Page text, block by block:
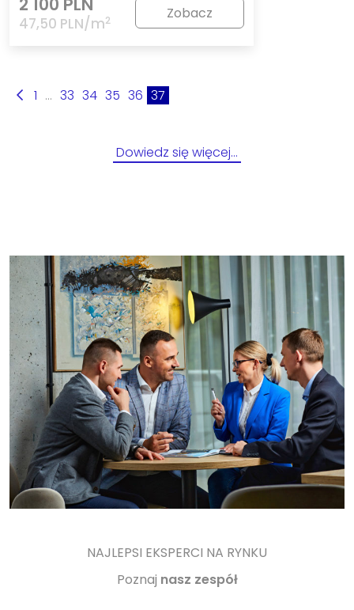
47,50 PLN/m2 Zobacz
1 ... 33 34 35 36 37
Dowiedz się więcej…
NAJLEPSI EKSPERCI NA RYNKU
Poznaj nasz zespół